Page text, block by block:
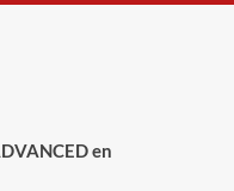
en